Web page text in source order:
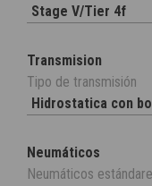
Stage V/Tier 4f
Transmision
Tipo de transmisión
Hidrostatica con
Neumáticos
Neumáticos